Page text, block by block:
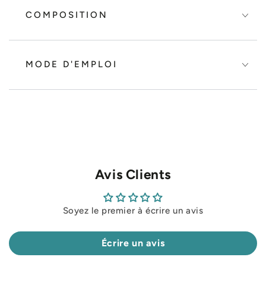
COMPOSITION
MODE D'EMPLOI
Avis Clients
Soyez le premier à écrire un avis
Écrire un avis